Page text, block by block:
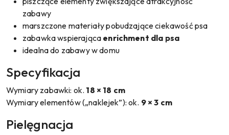
zabawy
marszczone materiały pobudzające ciekawość psa
zabawka wspierająca enrichment dla psa
idealna do zabawy w domu
Specyfikacja
Wymiary zabawki: ok. 18 × 18 cm
Wymiary elementów („naklejek”): ok. 9 × 3 cm
Pielęgnacja